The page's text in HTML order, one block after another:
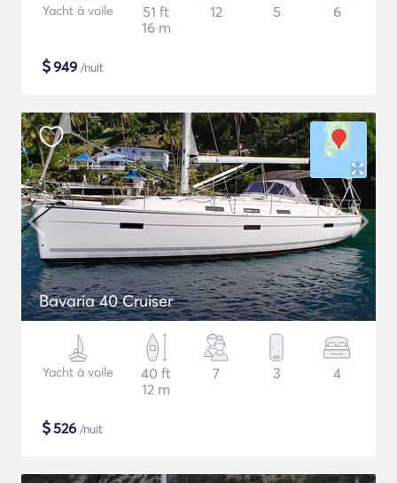
Yacht à voile
51 ft
16 m
12 5 6
$949 /nuit
Bavaria 40 Cruiser
Yacht à voile
40 ft
12 m
7 3 4
$526 /nuit